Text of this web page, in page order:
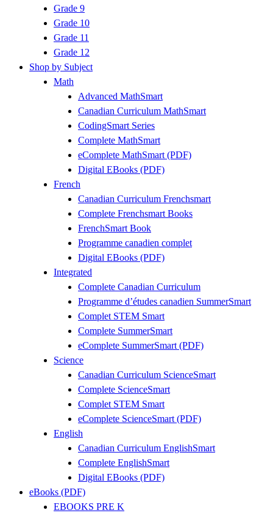
Grade 9
Grade 10
Grade 11
Grade 12
Shop by Subject
Math
Advanced MathSmart
Canadian Curriculum MathSmart
CodingSmart Series
Complete MathSmart
eComplete MathSmart (PDF)
Digital EBooks (PDF)
French
Canadian Curriculum Frenchsmart
Complete Frenchsmart Books
FrenchSmart Book
Programme canadien complet
Digital EBooks (PDF)
Integrated
Complete Canadian Curriculum
Programme d’études canadien SummerSmart
Complet STEM Smart
Complete SummerSmart
eComplete SummerSmart (PDF)
Science
Canadian Curriculum ScienceSmart
Complete ScienceSmart
Complet STEM Smart
eComplete ScienceSmart (PDF)
English
Canadian Curriculum EnglishSmart
Complete EnglishSmart
Digital EBooks (PDF)
eBooks (PDF)
EBOOKS PRE K